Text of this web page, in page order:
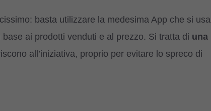
basta utilizzare la medesima App che si usa
ai prodotti venduti e al prezzo. Si tratta di una
all’iniziativa, proprio per evitare lo spreco di